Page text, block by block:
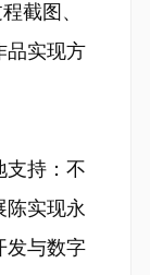
截图、
品实现方
支持：不
陈实现永
发与数字